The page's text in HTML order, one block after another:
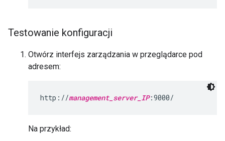
Testowanie konfiguracji
Otwórz interfejs zarządzania w przeglądarce pod
adresem:
http://management_server_IP:9000/
Na przykład: